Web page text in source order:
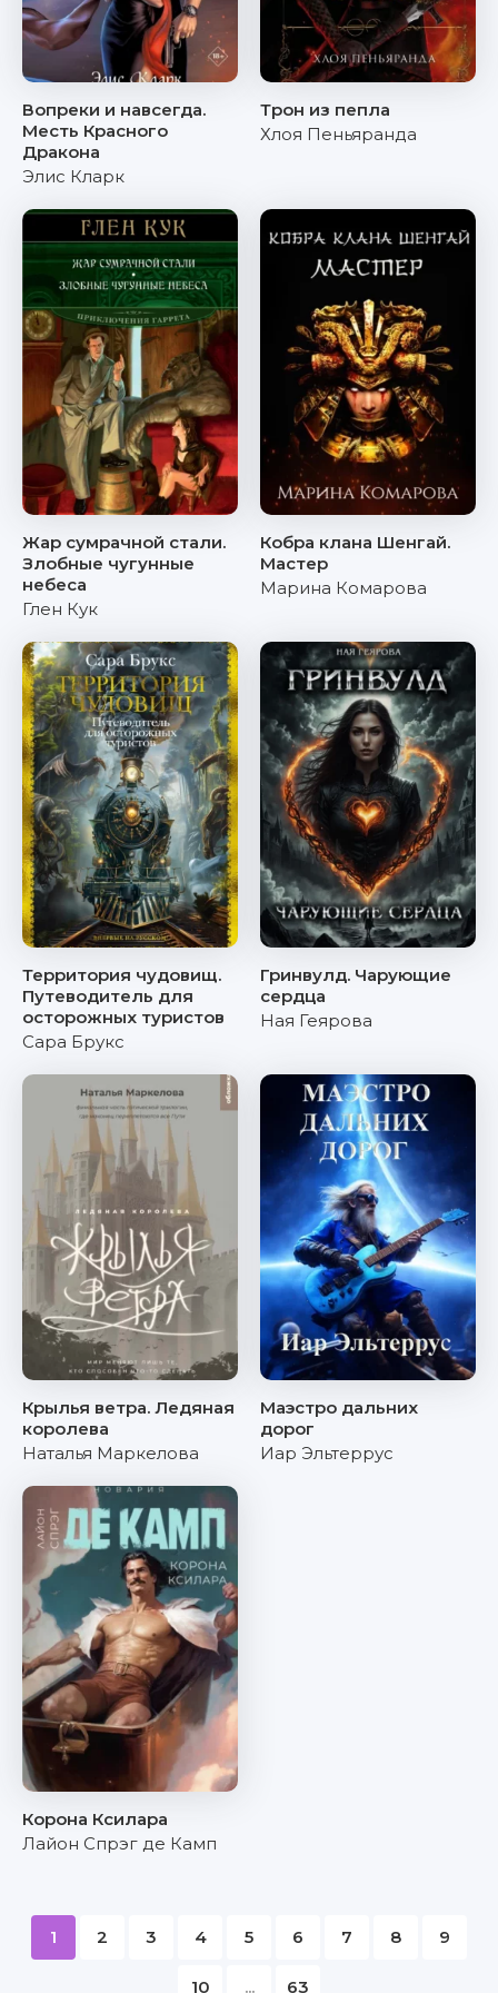
Вопреки и навсегда.
Месть Красного
Дракона
Элис Кларк
Трон из пепла
Хлоя Пеньяранда
Жар сумрачной стали.
Злобные чугунные
небеса
Глен Кук
Кобра клана Шенгай.
Мастер
Марина Комарова
Территория чудовищ.
Путеводитель для
осторожных туристов
Сара Брукс
Гринвулд. Чарующие
сердца
Ная Геярова
Крылья ветра. Ледяная
королева
Наталья Маркелова
Маэстро дальних
дорог
Иар Эльтеррус
Корона Ксилара
Лайон Спрэг де Камп
1 2 3 4 5 6 7 8 9
10 ... 63